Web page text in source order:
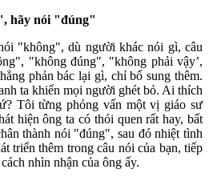
hãy nói "đúng"
"không", dù người khác nói gì, câu
"không đúng", "không phải vậy’,
phản bác lại gì, chỉ bổ sung thêm.
ta khiến mọi người ghét bỏ. Ai thích
Tôi từng phỏng vấn một vị giáo sư
hiện ông ta có thói quen rất hay, bất
thành nói "đúng", sau đó nhiệt tình
triển thêm trong câu nói của bạn, tiếp
nhìn nhận của ông ấy.